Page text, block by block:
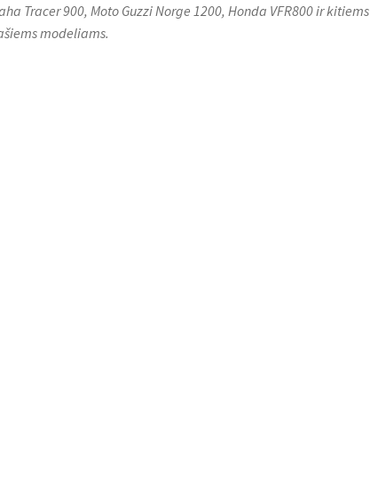
Tracer 900, Moto Guzzi Norge 1200, Honda VFR800 ir kitiems
modeliams.